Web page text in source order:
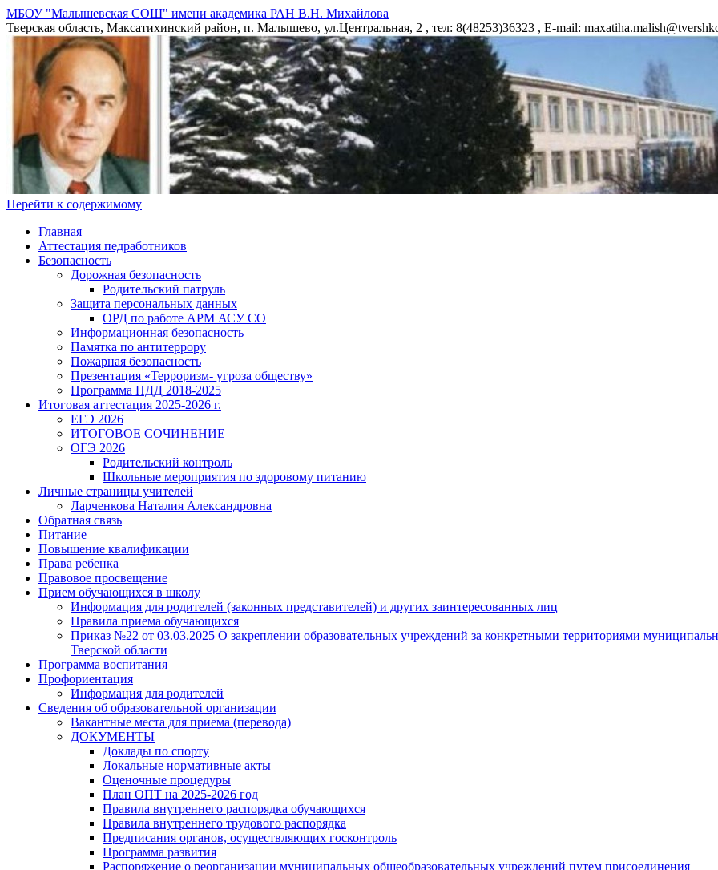
МБОУ "Малышевская СОШ" имени академика РАН В.Н. Михайлова
Тверская область, Максатихинский район, п. Малышево, ул.Центральная, 2 , тел: 8(48253)36323 , E-mail:
Перейти к содержимому
Главная
Аттестация педработников
Безопасность
Дорожная безопасность
Родительский патруль
Защита персональных данных
ОРД по работе АРМ АСУ СО
Информационная безопасность
Памятка по антитеррору
Пожарная безопасность
Презентация «Терроризм- угроза обществу»
Программа ПДД 2018-2025
Итоговая аттестация 2025-2026 г.
ЕГЭ 2026
ИТОГОВОЕ СОЧИНЕНИЕ
ОГЭ 2026
Родительский контроль
Школьные мероприятия по здоровому питанию
Личные страницы учителей
Ларченкова Наталия Александровна
Обратная связь
Питание
Повышение квалификации
Права ребенка
Правовое просвещение
Прием обучающихся в школу
Информация для родителей (законных представителей) и других заинтересованных лиц
Правила приема обучающихся
Приказ №22 от 03.03.2025 О закреплении образовательных учреждений за конкретными территориями
Тверской области
Программа воспитания
Профориентация
Информация для родителей
Сведения об образовательной организации
Вакантные места для приема (перевода)
ДОКУМЕНТЫ
Доклады по спорту
Локальные нормативные акты
Оценочные процедуры
План ОПТ на 2025-2026 год
Правила внутреннего распорядка обучающихся
Правила внутреннего трудового распорядка
Предписания органов, осуществляющих госконтроль
Программа развития
Распоряжение о реорганизации муниципальных общеобразовательных учреждений путем присоединения